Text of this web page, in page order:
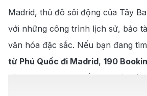
5
Kinh nghiệm du lịch và
5.1. Những địa điểm nổi bật
5.2.
Khám phá nền ẩm thực
Madrid
Madrid, thủ đô sôi động của Tây
với những công trình lịch sử, bảo
văn hóa đặc sắc. Nếu bạn đang
từ Phú Quốc đi Madrid, 190
dàng chọn lựa chuyến bay với giá